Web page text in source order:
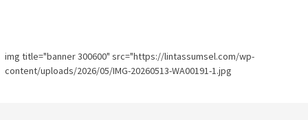
img title="banner 300600" src="https://lintassumsel.com/wp-
content/uploads/2026/05/IMG-20260513-WA00191-1.jpg